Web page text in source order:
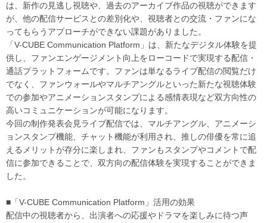
は、新作の見逃し視聴や、過去のアーカイブ作品の視聴ができます
が、他の配信サービスとの差別化や、視聴者との交流・ファンにな
ってもらうアプローチができない課題がありました。
「V-CUBE Communication Platform」は、新たなデジタル体験を提
供し、ファンエンゲージメント向上をローコードで実現する配信・
通話プラットフォームです。ファンは単なるライブ配信の閲覧だけ
でなく、ファンウォールやマルチアングルといった新たな視聴体験
での参加やアニメーションスタンプによる感情表現など双方向性の
高いコミュニケーションが可能になります。
今回の制作発表会見ライブ配信では、マルチアングル、アニメーシ
ョンスタンプ機能、チャット機能が利用され、推しの俳優を常に追
えるメリットが存分に楽しまれ、ファンもスタンプやコメントで配
信に参加できることで、双方向の配信体験を実現することができま
した。
■「V-CUBE Communication Platform」活用の効果
配信中の視聴者から、出演者への応援やドラマを楽しみに待つ声